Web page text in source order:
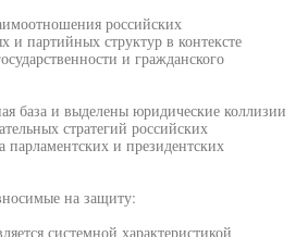
российских
и партийных структур в контексте
и гражданского
база и выделены юридические коллизии
стратегий российских
парламентских и президентских
на защиту:
системной характеристикой